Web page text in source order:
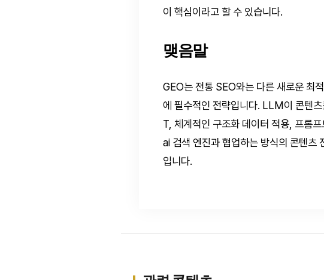
이 핵심이라고 할 수 있습니다.
맺음말
GEO는 전통 SEO와는 다른 새로운 최
에 필수적인 전략입니다. LLM이 콘텐
T, 체계적인 구조화 데이터 적용, 프롬
ai 검색 엔진과 협업하는 방식의 콘텐츠
입니다.